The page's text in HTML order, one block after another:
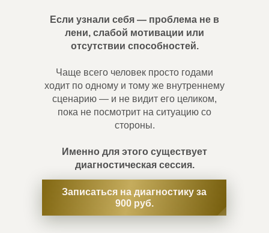
Если узнали себя — проблема не в
лени, слабой мотивации или
отсутствии способностей.
Чаще всего человек просто годами
ходит по одному и тому же внутреннему
сценарию — и не видит его целиком,
пока не посмотрит на ситуацию со
стороны.
Именно для этого существует
диагностическая сессия.
Записаться на диагностику за
900 руб.